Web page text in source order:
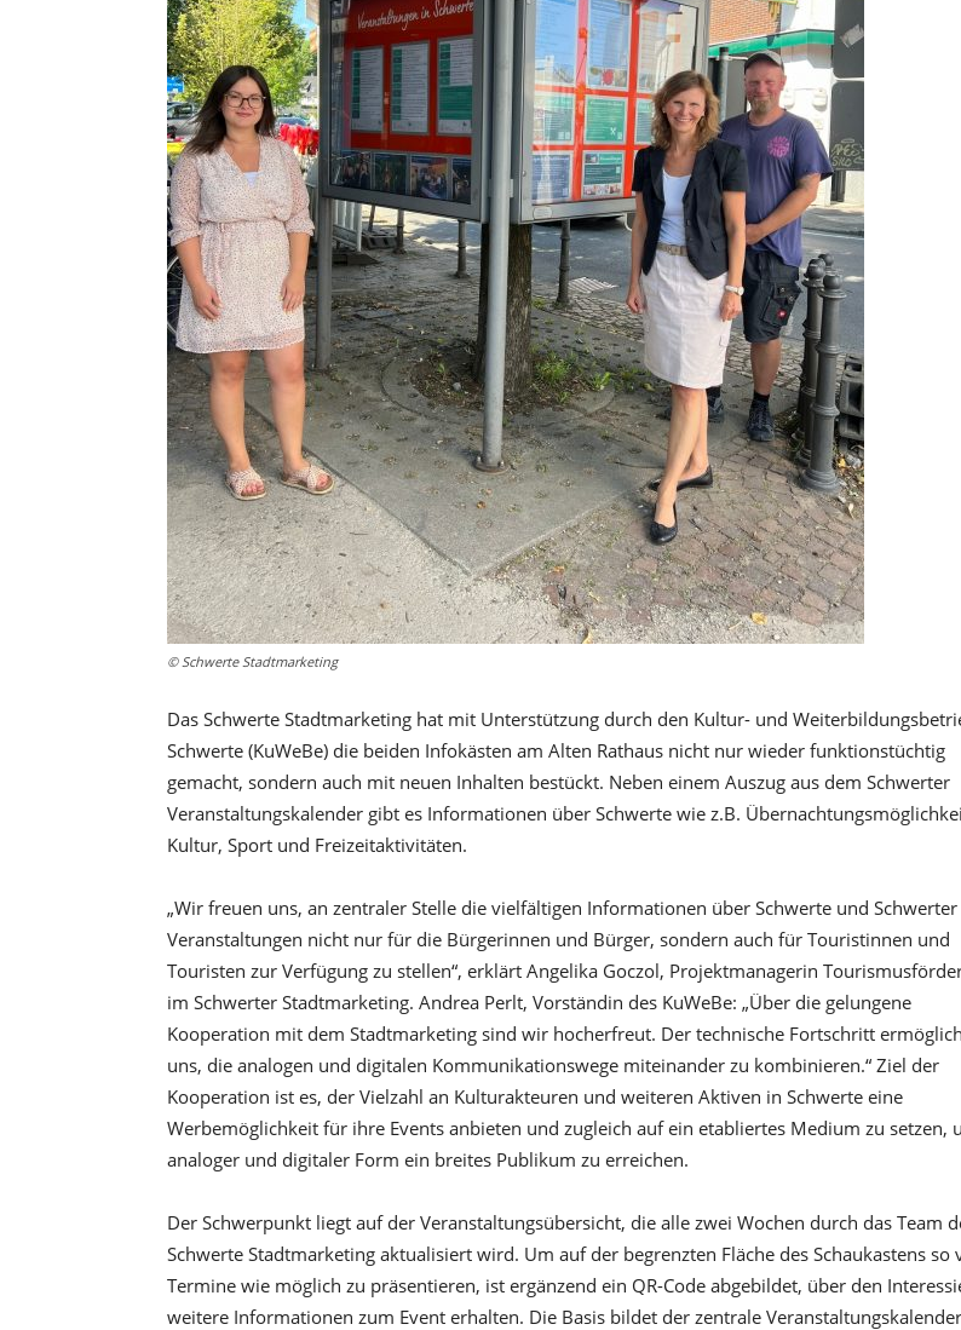
© Schwerte Stadtmarketing
Das Schwerte Stadtmarketing hat mit Unterstützung durch den Kultur- und
Schwerte (KuWeBe) die beiden Infokästen am Alten Rathaus nicht nur wieder funktionstüchtig
gemacht, sondern auch mit neuen Inhalten bestückt. Neben einem Auszug aus dem Schwerter
Veranstaltungskalender gibt es Informationen über Schwerte wie z.B.
Kultur, Sport und Freizeitaktivitäten.
„Wir freuen uns, an zentraler Stelle die vielfältigen Informationen über Schwerte und Schwerter
Veranstaltungen nicht nur für die Bürgerinnen und Bürger, sondern auch für Touristinnen und
Touristen zur Verfügung zu stellen“, erklärt Angelika Goczol, Projektmanagerin
im Schwerter Stadtmarketing. Andrea Perlt, Vorständin des KuWeBe: „Über die gelungene
Kooperation mit dem Stadtmarketing sind wir hocherfreut. Der technische Fortschritt
uns, die analogen und digitalen Kommunikationswege miteinander zu kombinieren.“ Ziel der
Kooperation ist es, der Vielzahl an Kulturakteuren und weiteren Aktiven in Schwerte eine
Werbemöglichkeit für ihre Events anbieten und zugleich auf ein etabliertes Medium zu setzen,
analoger und digitaler Form ein breites Publikum zu erreichen.
Der Schwerpunkt liegt auf der Veranstaltungsübersicht, die alle zwei Wochen durch das Team
Schwerte Stadtmarketing aktualisiert wird. Um auf der begrenzten Fläche des Schaukastens so
Termine wie möglich zu präsentieren, ist ergänzend ein QR-Code abgebildet, über den
weitere Informationen zum Event erhalten. Die Basis bildet der zentrale